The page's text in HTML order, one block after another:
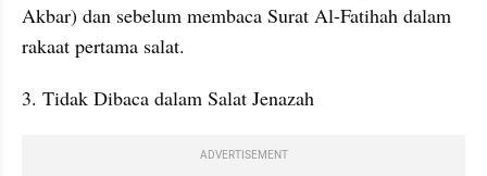
Akbar) dan sebelum membaca Surat Al-Fatihah dalam
rakaat pertama salat.
3. Tidak Dibaca dalam Salat Jenazah
ADVERTISEMENT